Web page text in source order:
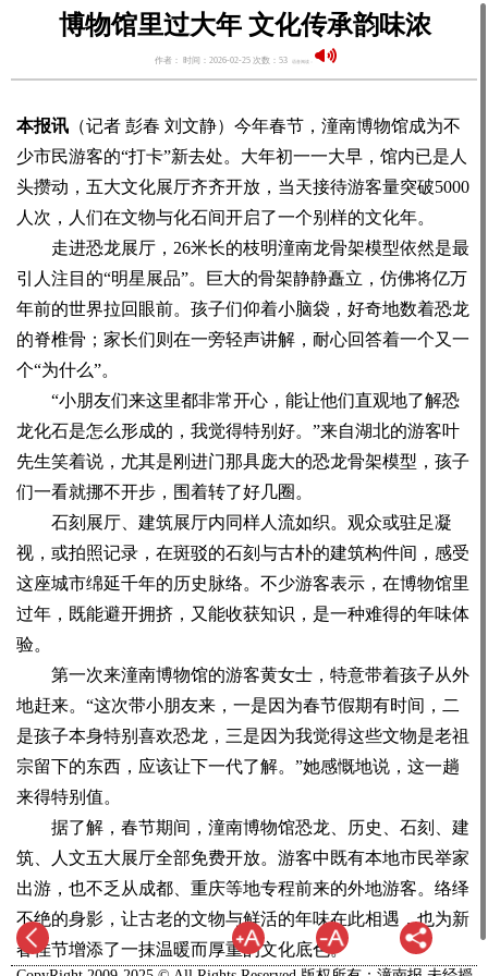
博物馆里过大年 文化传承韵味浓
作者： 时间：2026-02-25 次数：53 语音阅读：
本报讯 （记者 彭春 刘文静）今年春节，潼南博物馆成为不
少市民游客的“打卡”新去处。大年初一一大早，馆内已是人
头攒动，五大文化展厅齐齐开放，当天接待游客量突破5000
人次，人们在文物与化石间开启了一个别样的文化年。
走进恐龙展厅，26米长的枝明潼南龙骨架模型依然是最
引人注目的“明星展品”。巨大的骨架静静矗立，仿佛将亿万
年前的世界拉回眼前。孩子们仰着小脑袋，好奇地数着恐龙
的脊椎骨；家长们则在一旁轻声讲解，耐心回答着一个又一
个“为什么”。
“小朋友们来这里都非常开心，能让他们直观地了解恐
龙化石是怎么形成的，我觉得特别好。”来自湖北的游客叶
先生笑着说，尤其是刚进门那具庞大的恐龙骨架模型，孩子
们一看就挪不开步，围着转了好几圈。
石刻展厅、建筑展厅内同样人流如织。观众或驻足凝
视，或拍照记录，在斑驳的石刻与古朴的建筑构件间，感受
这座城市绵延千年的历史脉络。不少游客表示，在博物馆里
过年，既能避开拥挤，又能收获知识，是一种难得的年味体
验。
第一次来潼南博物馆的游客黄女士，特意带着孩子从外
地赶来。“这次带小朋友来，一是因为春节假期有时间，二
是孩子本身特别喜欢恐龙，三是因为我觉得这些文物是老祖
宗留下的东西，应该让下一代了解。”她感慨地说，这一趟
来得特别值。
据了解，春节期间，潼南博物馆恐龙、历史、石刻、建
筑、人文五大展厅全部免费开放。游客中既有本地市民举家
出游，也不乏从成都、重庆等地专程前来的外地游客。络绎
不绝的身影，让古老的文物与鲜活的年味在此相遇，也为新
春佳节增添了一抹温暖而厚重的文化底色。